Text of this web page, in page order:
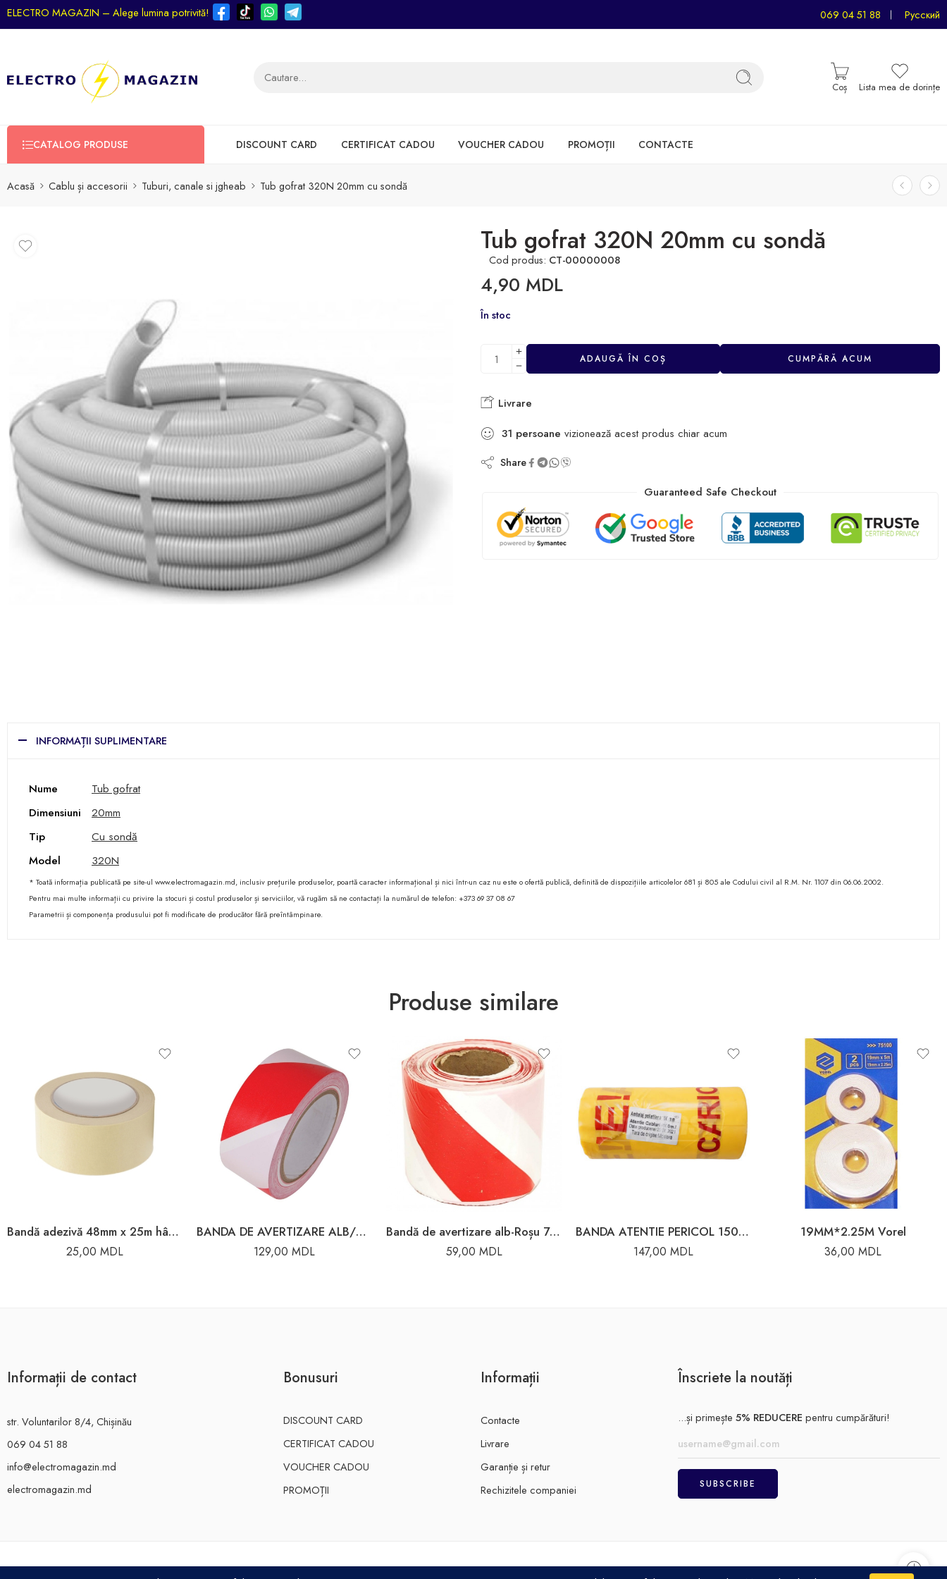
ELECTRO MAGAZIN – Alege lumina potrivită! 069 04 51 88 Русский
Coș Lista mea de dorințe
CATALOG PRODUSE DISCOUNT CARD CERTIFICAT CADOU VOUCHER CADOU PROMOȚII CONTACTE
Acasă Cablu și accesorii Tuburi, canale si jgheab Tub gofrat 320N 20mm cu sondă
Tub gofrat 320N 20mm cu sondă
Cod produs: CT-00000008
4,90 MDL
În stoc
ADAUGĂ ÎN COȘ CUMPĂRĂ ACUM
Livrare
31 persoane vizionează acest produs chiar acum
Share
Guaranteed Safe Checkout
INFORMAȚII SUPLIMENTARE
Nume
Tub gofrat
Dimensiuni
20mm
Tip
Cu sondă
Model
320N
* Toată informația publicată pe site-ul www.electromagazin.md, inclusiv prețurile produselor, poartă caracter informațional și nici într-un caz nu este o ofertă publică, definită de dispozițiile articolelor 681 și 805 ale Codului civil al R.M. Nr. 1107 din 06.06.2002.
Pentru mai multe informații cu privire la stocuri și costul produselor și serviciilor, vă rugăm să ne contactați la numărul de telefon: +373 69 37 08 67
Parametrii și componența produsului pot fi modificate de producător fără preîntâmpinare.
Produse similare
Bandă adezivă 48mm x 25m hârtie Toya
25,00 MDL
BANDA DE AVERTIZARE ALB/ROSU 80MM*200M
129,00 MDL
Bandă de avertizare alb-Roșu 75mm x 100m
59,00 MDL
BANDA ATENTIE PERICOL 150mm*100M
147,00 MDL
19MM*2.25M Vorel
36,00 MDL
Informații de contact
str. Voluntarilor 8/4, Chișinău
069 04 51 88
info@electromagazin.md
electromagazin.md
Bonusuri
DISCOUNT CARD
CERTIFICAT CADOU
VOUCHER CADOU
PROMOȚII
Informații
Contacte
Livrare
Garanție și retur
Rechizitele companiei
Înscriete la noutăți
...și primește 5% REDUCERE pentru cumpărături!
ELECTRO MAGAZIN SRL© 2026 Achitare Politică de confidențialitate Termeni și condiții